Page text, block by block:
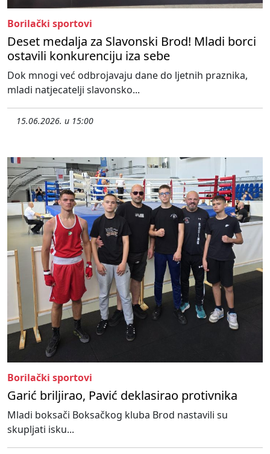
Borilački sportovi
Deset medalja za Slavonski Brod! Mladi borci
ostavili konkurenciju iza sebe
Dok mnogi već odbrojavaju dane do ljetnih praznika,
mladi natjecatelji slavonsko...
15.06.2026. u 15:00
Borilački sportovi
Garić briljirao, Pavić deklasirao protivnika
Mladi boksači Boksačkog kluba Brod nastavili su
skupljati isku...